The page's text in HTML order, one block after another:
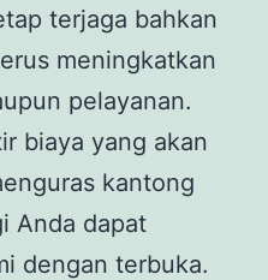
terjaga bahkan
meningkatkan
pelayanan.
biaya yang akan
kantong
Anda dapat
dengan terbuka.